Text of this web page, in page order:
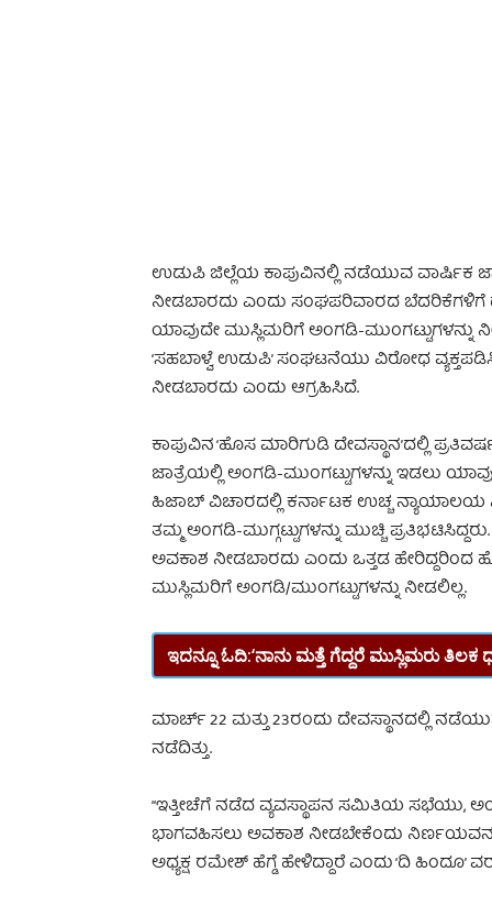
ಉಡುಪಿ ಜಿಲ್ಲೆಯ ಕಾಪುವಿನಲ್ಲಿ ನಡೆಯುವ ವಾರ್ಷಿಕ
ನೀಡಬಾರದು ಎಂದು ಸಂಘಪರಿವಾರದ ಬೆದರಿಕೆಗಳಿಗೆ
ಯಾವುದೇ ಮುಸ್ಲಿಮರಿಗೆ ಅಂಗಡಿ-ಮುಂಗಟ್ಟುಗಳನ್ನು
‘ಸಹಬಾಳ್ವೆ ಉಡುಪಿ’ ಸಂಘಟನೆಯು ವಿರೋಧ
ನೀಡಬಾರದು ಎಂದು ಆಗ್ರಹಿಸಿದೆ.
ಕಾಪುವಿನ ‘ಹೊಸ ಮಾರಿಗುಡಿ ದೇವಸ್ಥಾನ’ದಲ್ಲಿ
ಜಾತ್ರೆಯಲ್ಲಿ ಅಂಗಡಿ-ಮುಂಗಟ್ಟುಗಳನ್ನು ಇಡಲು
ಹಿಜಾಬ್ ವಿಚಾರದಲ್ಲಿ ಕರ್ನಾಟಕ ಉಚ್ಚ ನ್ಯಾಯಾಲಯ
ತಮ್ಮ ಅಂಗಡಿ-ಮುಗ್ಗಟ್ಟುಗಳನ್ನು ಮುಚ್ಚಿ
ಅವಕಾಶ ನೀಡಬಾರದು ಎಂದು ಒತ್ತಡ
ಮುಸ್ಲಿಮರಿಗೆ ಅಂಗಡಿ/ಮುಂಗಟ್ಟುಗಳನ್ನು ನೀಡಲಿಲ್ಲ.
ಇದನ್ನೂ ಓದಿ:‘ನಾನು ಮತ್ತೆ ಗೆದ್ದರೆ ಮುಸ್ಲಿಮರು
ಮಾರ್ಚ್ 22 ಮತ್ತು 23ರಂದು ದೇವಸ್ಥಾನದಲ್ಲಿ
ನಡೆದಿತ್ತು.
“ಇತ್ತೀಚೆಗೆ ನಡೆದ ವ್ಯವಸ್ಥಾಪನ ಸಮಿತಿಯ ಸಭೆಯು,
ಭಾಗವಹಿಸಲು ಅವಕಾಶ ನೀಡಬೇಕೆಂದು
ಅಧ್ಯಕ್ಷ ರಮೇಶ್ ಹೆಗ್ಡೆ ಹೇಳಿದ್ದಾರೆ ಎಂದು ‘ದಿ ಹಿಂದೂ’